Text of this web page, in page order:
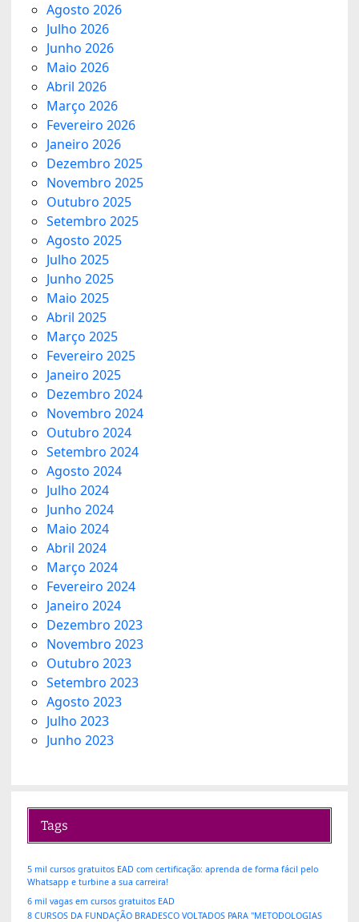
Agosto 2026
Julho 2026
Junho 2026
Maio 2026
Abril 2026
Março 2026
Fevereiro 2026
Janeiro 2026
Dezembro 2025
Novembro 2025
Outubro 2025
Setembro 2025
Agosto 2025
Julho 2025
Junho 2025
Maio 2025
Abril 2025
Março 2025
Fevereiro 2025
Janeiro 2025
Dezembro 2024
Novembro 2024
Outubro 2024
Setembro 2024
Agosto 2024
Julho 2024
Junho 2024
Maio 2024
Abril 2024
Março 2024
Fevereiro 2024
Janeiro 2024
Dezembro 2023
Novembro 2023
Outubro 2023
Setembro 2023
Agosto 2023
Julho 2023
Junho 2023
Tags
5 mil cursos gratuitos EAD com certificação: aprenda de forma fácil pelo
Whatsapp e turbine a sua carreira!
6 mil vagas em cursos gratuitos EAD
8 CURSOS DA FUNDAÇÃO BRADESCO VOLTADOS PARA "METODOLOGIAS